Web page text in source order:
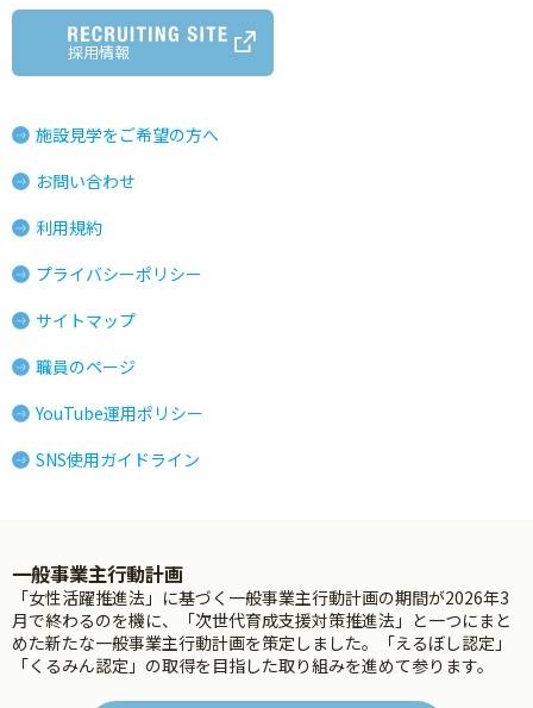
採用情報
施設見学をご希望の方へ
お問い合わせ
利用規約
プライバシーポリシー
サイトマップ
職員のページ
YouTube運用ポリシー
SNS使用ガイドライン
一般事業主行動計画
「女性活躍推進法」に基づく一般事業主行動計画の期間が2026年3
月で終わるのを機に、「次世代育成支援対策推進法」と一つにまと
めた新たな一般事業主行動計画を策定しました。「えるぼし認定」
「くるみん認定」の取得を目指した取り組みを進めて参ります。